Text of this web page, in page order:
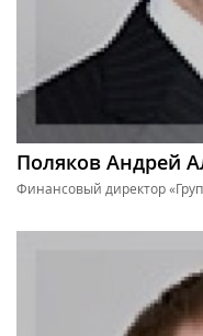
Поляков Андрей
Финансовый директор